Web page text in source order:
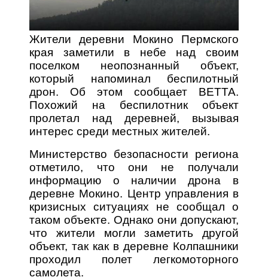
Жители деревни Мокино Пермского
края заметили в небе над своим
поселком неопознанный объект,
который напоминал беспилотный
дрон. Об этом сообщает ВЕТТА.
Похожий на беспилотник объект
пролетал над деревней, вызывая
интерес среди местных жителей.
Министерство безопасности региона
отметило, что они не получали
информацию о наличии дрона в
деревне Мокино. Центр управления в
кризисных ситуациях не сообщал о
таком объекте. Однако они допускают,
что жители могли заметить другой
объект, так как в деревне Колпашники
проходил полет легкомоторного
самолета.